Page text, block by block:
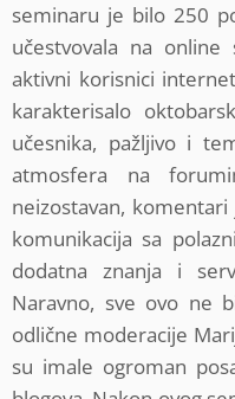
seminaru je bilo 250
učestvovala na
aktivni korisnici
karakterisalo
učesnika, pažljivo i
atmosfera na
neizostavan,
komunikacija sa
dodatna znanja i
Naravno, sve ovo ne
odlične moderacije
su imale ogroman